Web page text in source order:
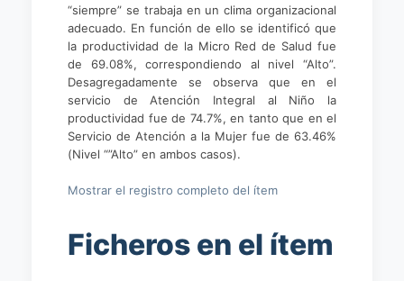
“siempre” se trabaja en un clima organizacional
adecuado. En función de ello se identificó que
la productividad de la Micro Red de Salud fue
de 69.08%, correspondiendo al nivel “Alto”.
Desagregadamente se observa que en el
servicio de Atención Integral al Niño la
productividad fue de 74.7%, en tanto que en el
Servicio de Atención a la Mujer fue de 63.46%
(Nivel “”Alto” en ambos casos).
Mostrar el registro completo del ítem
Ficheros en el ítem